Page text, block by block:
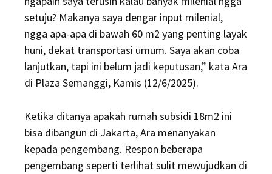
setuju? Makanya saya dengar input milenial,
ngga apa-apa di bawah 60 m2 yang penting layak
huni, dekat transportasi umum. Saya akan coba
lanjutkan, tapi ini belum jadi keputusan,” kata Ara
di Plaza Semanggi, Kamis (12/6/2025).
Ketika ditanya apakah rumah subsidi 18m2 ini
bisa dibangun di Jakarta, Ara menanyakan
kepada pengembang. Respon beberapa
pengembang seperti terlihat sulit mewujudkan di